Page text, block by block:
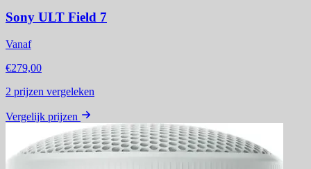
Sony ULT Field 7
Vanaf
€279,00
2 prijzen vergeleken
Vergelijk prijzen